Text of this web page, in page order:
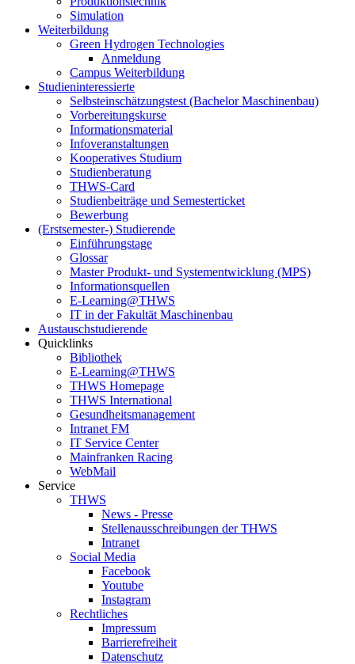
Simulation
Weiterbildung
Green Hydrogen Technologies
Anmeldung
Campus Weiterbildung
Studieninteressierte
Selbsteinschätzungstest (Bachelor Maschinenbau)
Vorbereitungskurse
Informationsmaterial
Infoveranstaltungen
Kooperatives Studium
Studienberatung
THWS-Card
Studienbeiträge und Semesterticket
Bewerbung
(Erstsemester-) Studierende
Einführungstage
Glossar
Master Produkt- und Systementwicklung (MPS)
Informationsquellen
E-Learning@THWS
IT in der Fakultät Maschinenbau
Austauschstudierende
Quicklinks
Bibliothek
E-Learning@THWS
THWS Homepage
THWS International
Gesundheitsmanagement
Intranet FM
IT Service Center
Mainfranken Racing
WebMail
Service
THWS
News - Presse
Stellenausschreibungen der THWS
Intranet
Social Media
Facebook
Youtube
Instagram
Rechtliches
Impressum
Barrierefreiheit
Datenschutz